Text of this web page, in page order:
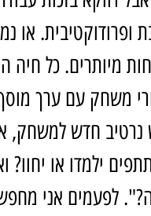
ופרודוקטיבית. או
מיותרים. כל
משחק עם ערך
חדש למשחק,
ילמדו או יחוו?
לפעמים אני